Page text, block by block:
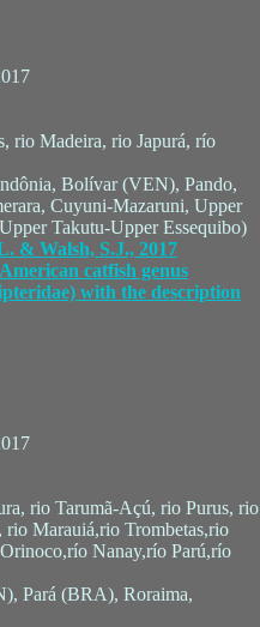
rio Madeira, rio Japurá, río
Bolívar (VEN), Pando,
Cuyuni-Mazaruni, Upper
Takutu-Upper Essequibo)
& Walsh, S.J., 2017
catfish genus
with the description
rio Tarumã-Açú, rio Purus, rio
Marauiá,rio Trombetas,rio
Nanay,río Parú,río
Pará (BRA), Roraima,